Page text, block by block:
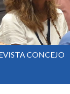
CONCEJO